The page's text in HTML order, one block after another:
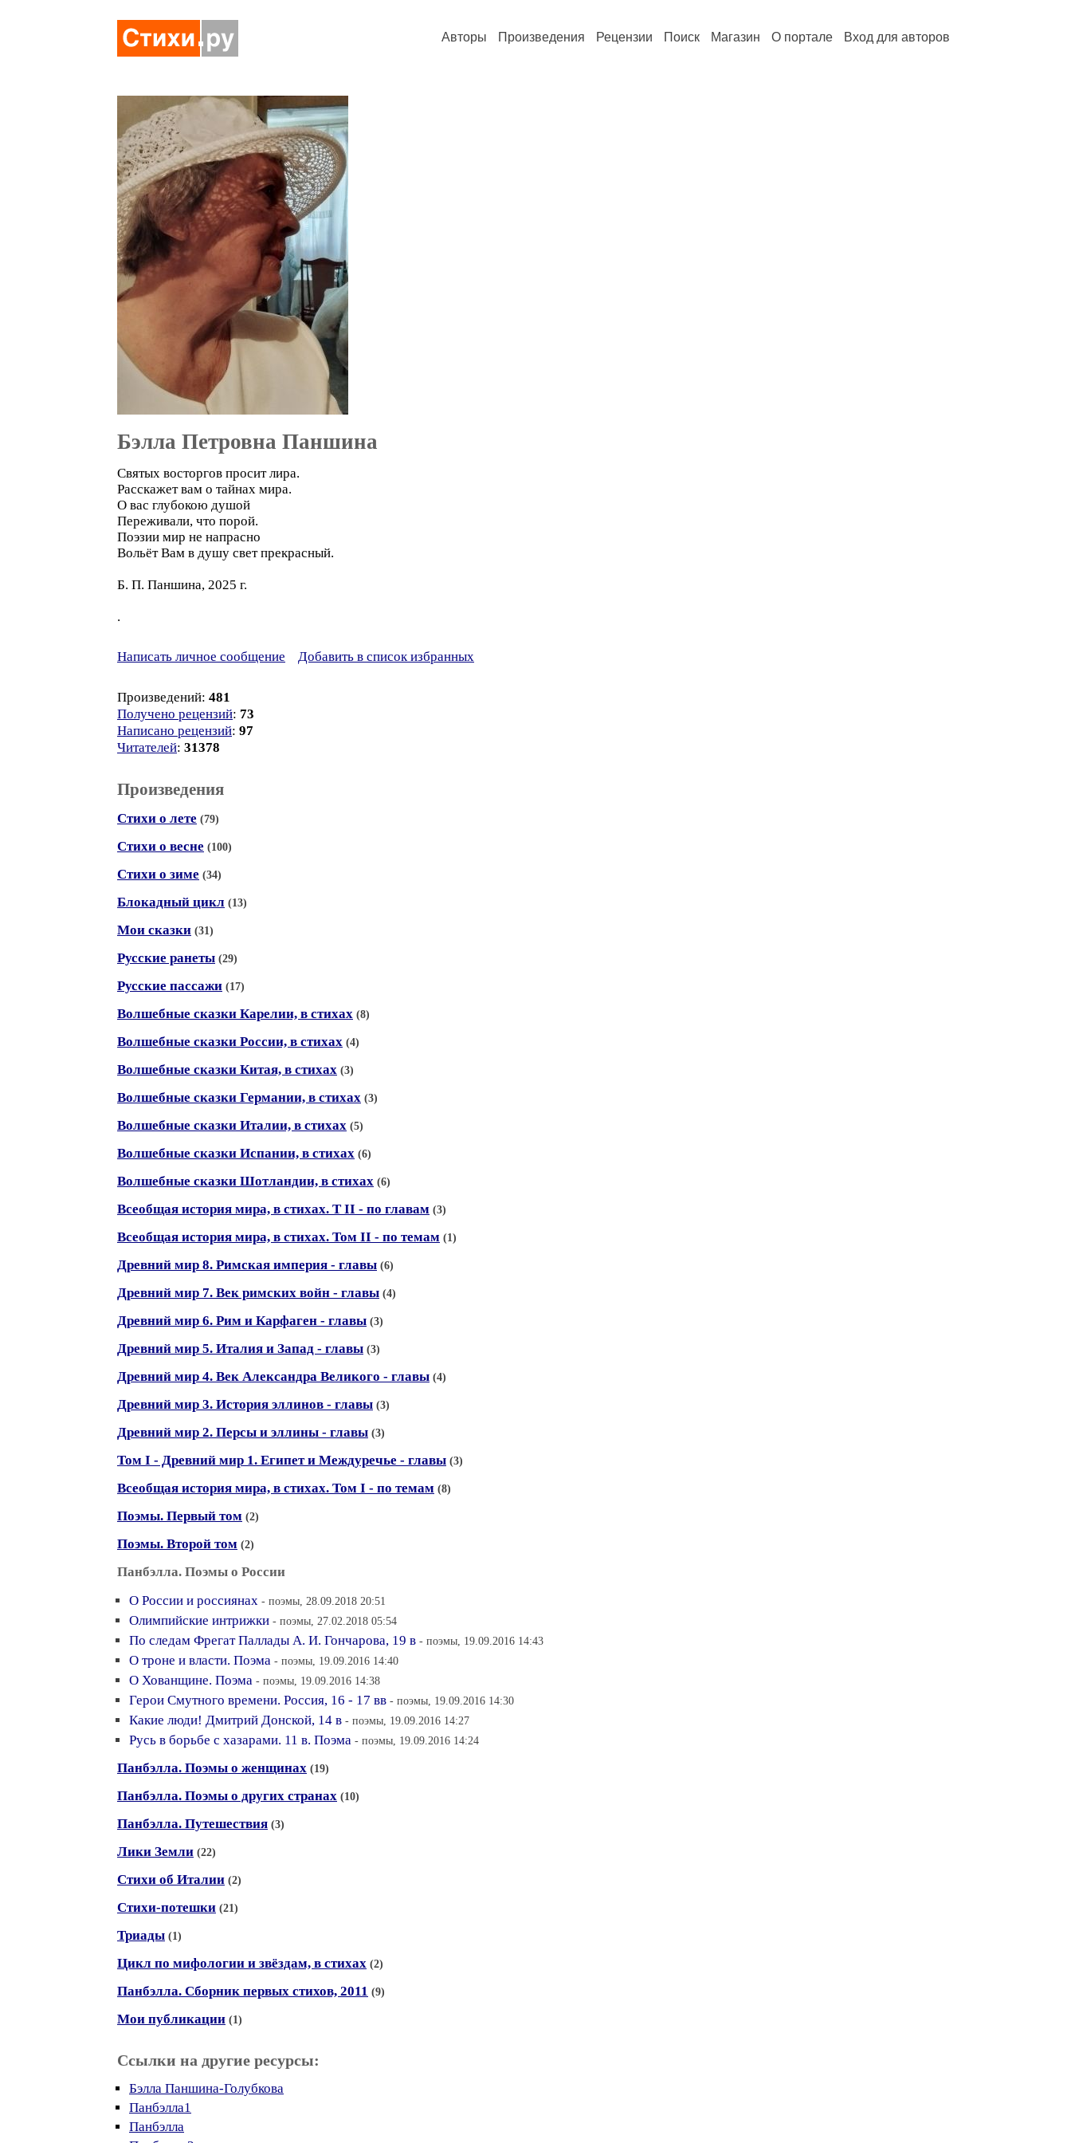
Авторы Произведения Рецензии Поиск Магазин О портале Вход для авторов
Бэлла Петровна Паншина
Святых восторгов просит лира.
Расскажет вам о тайнах мира.
О вас глубокою душой
Переживали, что порой.
Поэзии мир не напрасно
Вольёт Вам в душу свет прекрасный.
Б. П. Паншина, 2025 г.
.
Написать личное сообщение Добавить в список избранных
Произведений: 481
Получено рецензий: 73
Написано рецензий: 97
Читателей: 31378
Произведения
Стихи о лете (79)
Стихи о весне (100)
Стихи о зиме (34)
Блокадный цикл (13)
Мои сказки (31)
Русские ранеты (29)
Русские пассажи (17)
Волшебные сказки Карелии, в стихах (8)
Волшебные сказки России, в стихах (4)
Волшебные сказки Китая, в стихах (3)
Волшебные сказки Германии, в стихах (3)
Волшебные сказки Италии, в стихах (5)
Волшебные сказки Испании, в стихах (6)
Волшебные сказки Шотландии, в стихах (6)
Всеобщая история мира, в стихах. Т II - по главам (3)
Всеобщая история мира, в стихах. Том II - по темам (1)
Древний мир 8. Римская империя - главы (6)
Древний мир 7. Век римских войн - главы (4)
Древний мир 6. Рим и Карфаген - главы (3)
Древний мир 5. Италия и Запад - главы (3)
Древний мир 4. Век Александра Великого - главы (4)
Древний мир 3. История эллинов - главы (3)
Древний мир 2. Персы и эллины - главы (3)
Том I - Древний мир 1. Египет и Междуречье - главы (3)
Всеобщая история мира, в стихах. Том I - по темам (8)
Поэмы. Первый том (2)
Поэмы. Второй том (2)
Панбэлла. Поэмы о России
О России и россиянах - поэмы, 28.09.2018 20:51
Олимпийские интрижки - поэмы, 27.02.2018 05:54
По следам Фрегат Паллады А. И. Гончарова, 19 в - поэмы, 19.09.2016 14:43
О троне и власти. Поэма - поэмы, 19.09.2016 14:40
О Хованщине. Поэма - поэмы, 19.09.2016 14:38
Герои Смутного времени. Россия, 16 - 17 вв - поэмы, 19.09.2016 14:30
Какие люди! Дмитрий Донской, 14 в - поэмы, 19.09.2016 14:27
Русь в борьбе с хазарами. 11 в. Поэма - поэмы, 19.09.2016 14:24
Панбэлла. Поэмы о женщинах (19)
Панбэлла. Поэмы о других странах (10)
Панбэлла. Путешествия (3)
Лики Земли (22)
Стихи об Италии (2)
Стихи-потешки (21)
Триады (1)
Цикл по мифологии и звёздам, в стихах (2)
Панбэлла. Сборник первых стихов, 2011 (9)
Мои публикации (1)
Ссылки на другие ресурсы:
Бэлла Паншина-Голубкова
Панбэлла1
Панбэлла